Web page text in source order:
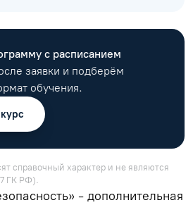
с расписанием
заявки и подберём
обучения.
справочный характер и не являются
ГК РФ).
- дополнительная